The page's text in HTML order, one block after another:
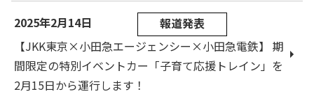
2025年2月14日
報道発表
【JKK東京×小田急エージェンシー×小田急電鉄】 期
間限定の特別イベントカー「子育て応援トレイン」を
2月15日から運行します！